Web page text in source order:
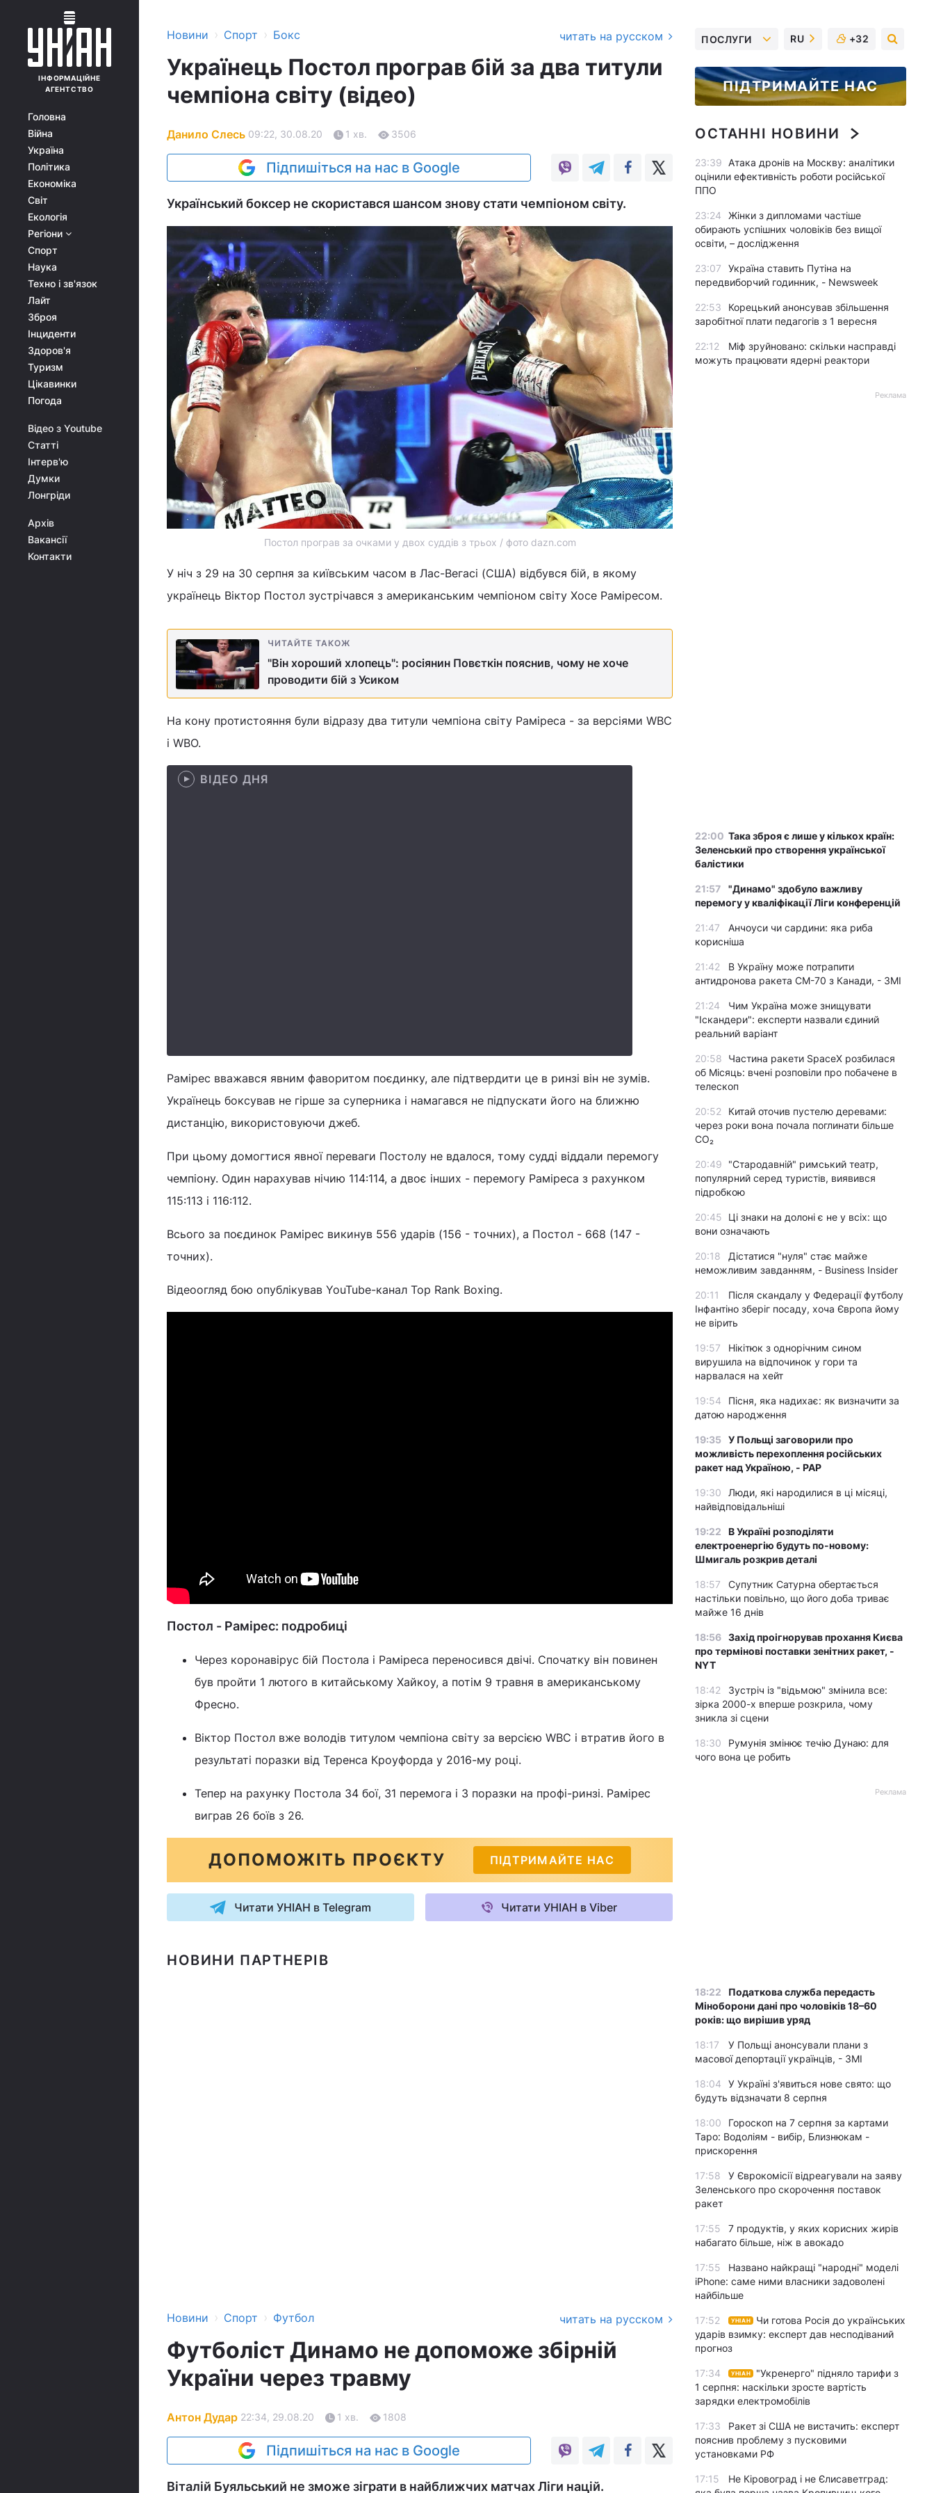
ІНФОРМАЦІЙНЕ
АГЕНТСТВО
Головна
Війна
Україна
Політика
Економіка
Світ
Екологія
Регіони
Спорт
Наука
Техно і зв'язок
Лайт
Зброя
Інциденти
Здоров'я
Туризм
Цікавинки
Погода
Відео з Youtube
Статті
Інтерв'ю
Думки
Лонгріди
Архів
Вакансії
Контакти
Новини › Спорт › Бокс читать на русском
Українець Постол програв бій за два титули
чемпіона світу (відео)
Данило Слесь 09:22, 30.08.20 1 хв. 3506
Підпишіться на нас в Google
Український боксер не скористався шансом знову стати чемпіоном світу.
Постол програв за очками у двох суддів з трьох / фото dazn.com
У ніч з 29 на 30 серпня за київським часом в Лас-Вегасі (США) відбувся бій, в якому
українець Віктор Постол зустрічався з американським чемпіоном світу Хосе Раміресом.
ЧИТАЙТЕ ТАКОЖ
"Він хороший хлопець": росіянин Повєткін пояснив, чому не хоче
проводити бій з Усиком
На кону протистояння були відразу два титули чемпіона світу Раміреса - за версіями WBC
і WBO.
ВІДЕО ДНЯ
Рамірес вважався явним фаворитом поєдинку, але підтвердити це в ринзі він не зумів.
Українець боксував не гірше за суперника і намагався не підпускати його на ближню
дистанцію, використовуючи джеб.
При цьому домогтися явної переваги Постолу не вдалося, тому судді віддали перемогу
чемпіону. Один нарахував нічию 114:114, а двоє інших - перемогу Раміреса з рахунком
115:113 і 116:112.
Всього за поєдинок Рамірес викинув 556 ударів (156 - точних), а Постол - 668 (147 -
точних).
Відеоогляд бою опублікував YouTube-канал Top Rank Boxing.
Постол - Рамірес: подробиці
Через коронавірус бій Постола і Раміреса переносився двічі. Спочатку він повинен
був пройти 1 лютого в китайському Хайкоу, а потім 9 травня в американському
Фресно.
Віктор Постол вже володів титулом чемпіона світу за версією WBC і втратив його в
результаті поразки від Теренса Кроуфорда у 2016-му році.
Тепер на рахунку Постола 34 бої, 31 перемога і 3 поразки на профі-ринзі. Рамірес
виграв 26 боїв з 26.
ДОПОМОЖІТЬ ПРОЄКТУ ПІДТРИМАЙТЕ НАС
Читати УНІАН в Telegram Читати УНІАН в Viber
НОВИНИ ПАРТНЕРІВ
Новини › Спорт › Футбол читать на русском
Футболіст Динамо не допоможе збірній
України через травму
Антон Дудар 22:34, 29.08.20 1 хв. 1808
Підпишіться на нас в Google
Віталій Буяльський не зможе зіграти в найближчих матчах Ліги націй.
ПОСЛУГИ RU +32
ПІДТРИМАЙТЕ НАС
ОСТАННІ НОВИНИ
23:39
Атака дронів на Москву: аналітики
оцінили ефективність роботи російської
ППО
23:24
Жінки з дипломами частіше
обирають успішних чоловіків без вищої
освіти, – дослідження
23:07
Україна ставить Путіна на
передвиборчий годинник, - Newsweek
22:53
Корецький анонсував збільшення
заробітної плати педагогів з 1 вересня
22:12
Міф зруйновано: скільки насправді
можуть працювати ядерні реактори
Реклама
22:00 Така зброя є лише у кількох країн:
Зеленський про створення української
балістики
21:57
"Динамо" здобуло важливу
перемогу у кваліфікації Ліги конференцій
21:47
Анчоуси чи сардини: яка риба
корисніша
21:42
В Україну може потрапити
антидронова ракета CM-70 з Канади, - ЗМІ
21:24
Чим Україна може знищувати
"Іскандери": експерти назвали єдиний
реальний варіант
20:58
Частина ракети SpaceX розбилася
об Місяць: вчені розповіли про побачене в
телескоп
20:52
Китай оточив пустелю деревами:
через роки вона почала поглинати більше
CO₂
20:49
"Стародавній" римський театр,
популярний серед туристів, виявився
підробкою
20:45
Ці знаки на долоні є не у всіх: що
вони означають
20:18
Дістатися "нуля" стає майже
неможливим завданням, - Business Insider
20:11
Після скандалу у Федерації футболу
Інфантіно зберіг посаду, хоча Європа йому
не вірить
19:57
Нікітюк з однорічним сином
вирушила на відпочинок у гори та
нарвалася на хейт
19:54
Пісня, яка надихає: як визначити за
датою народження
19:35 У Польщі заговорили про
можливість перехоплення російських
ракет над Україною, - PAP
19:30
Люди, які народилися в ці місяці,
найвідповідальніші
19:22
В Україні розподіляти
електроенергію будуть по-новому:
Шмигаль розкрив деталі
18:57
Супутник Сатурна обертається
настільки повільно, що його доба триває
майже 16 днів
18:56 Захід проігнорував прохання Києва
про термінові поставки зенітних ракет, -
NYT
18:42
Зустріч із "відьмою" змінила все:
зірка 2000-х вперше розкрила, чому
зникла зі сцени
18:30
Румунія змінює течію Дунаю: для
чого вона це робить
Реклама
18:22
Податкова служба передасть
Міноборони дані про чоловіків 18–60
років: що вирішив уряд
18:17
У Польщі анонсували плани з
масової депортації українців, - ЗМІ
18:04
У Україні з'явиться нове свято: що
будуть відзначати 8 серпня
18:00
Гороскоп на 7 серпня за картами
Таро: Водоліям - вибір, Близнюкам -
прискорення
17:58
У Єврокомісії відреагували на заяву
Зеленського про скорочення поставок
ракет
17:55
7 продуктів, у яких корисних жирів
набагато більше, ніж в авокадо
17:55
Названо найкращі "народні" моделі
iPhone: саме ними власники задоволені
найбільше
17:52 УНІАН
Чи готова Росія до українських
ударів взимку: експерт дав несподіваний
прогноз
17:34 УНІАН
"Укренерго" підняло тарифи з
1 серпня: наскільки зросте вартість
зарядки електромобілів
17:33
Ракет зі США не вистачить: експерт
пояснив проблему з пусковими
установками РФ
17:15
Не Кіровоград і не Єлисаветград: